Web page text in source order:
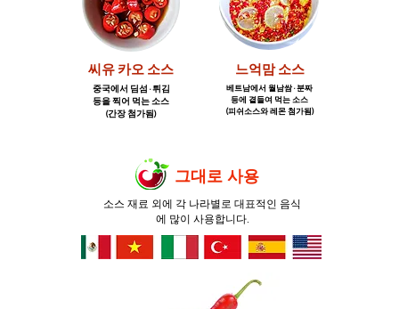
씨유 카오 소스
중국에서 딤섬 · 튀김
등을 찍어 먹는 소스
​(간장 첨가됨)
느억맘 소스
베트남에서 월남쌈 · 분짜
등에 곁들여 먹는 소스
​(피쉬소스와 레몬 첨가됨)
그대로 사용
소스 재료 외에 각 나라별로 대표적인 음식
에 많이 사용합니다.